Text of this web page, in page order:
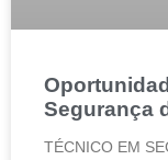
Segurança
TÉCNICO EM